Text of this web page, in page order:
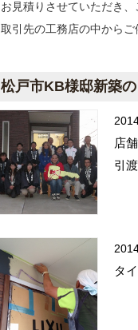
お見積りさせていただき、
取引先の工務店の中から
松戸市KB様邸新築
店
引
タ